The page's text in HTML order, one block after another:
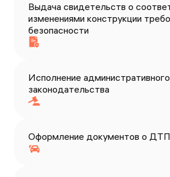
Выдача свидетельств о
изменениями конструкции
безопасности
Исполнение административного
законодательства
Оформление документов о ДТП